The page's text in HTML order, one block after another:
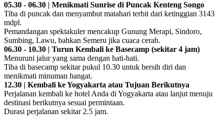
05.30 - 06.30 | Menikmati Sunrise di Puncak Kenteng Songo
Tiba di puncak dan menyambut matahari terbit dari ketinggian 3143
mdpl.
Pemandangan spektakuler mencakup Gunung Merapi, Sindoro,
Sumbing, Lawu, bahkan Semeru jika cuaca cerah.
06.30 - 10.30 | Turun Kembali ke Basecamp (sekitar 4 jam)
Menuruni jalur yang sama dengan hati-hati.
Tiba di basecamp sekitar pukul 10.30 untuk bersih diri dan
menikmati minuman hangat.
12.30 | Kembali ke Yogyakarta atau Tujuan Berikutnya
Perjalanan kembali ke hotel Anda di Yogyakarta atau lanjut menuju
destinasi berikutnya sesuai permintaan.
Durasi perjalanan sekitar 2.5 jam.